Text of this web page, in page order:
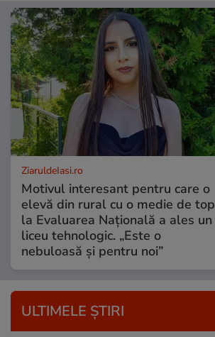
ZiaruldeIasi.ro
Motivul interesant pentru care o
elevă din rural cu o medie de top
la Evaluarea Națională a ales un
liceu tehnologic. „Este o
nebuloasă și pentru noi”
ULTIMELE ȘTIRI